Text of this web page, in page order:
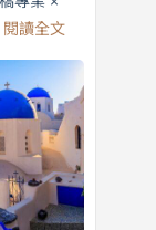
閱讀全文:
天
說
英
語！
英
商